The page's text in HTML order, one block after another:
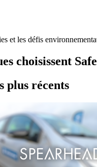
et les défis
choisissent
plus récents